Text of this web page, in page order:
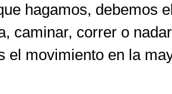
hagamos, debemos
caminar, correr o
movimiento en la